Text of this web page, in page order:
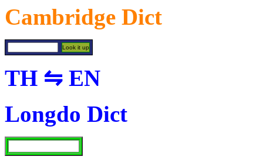
Cambridge Dict
TH ⇋ EN
Longdo Dict